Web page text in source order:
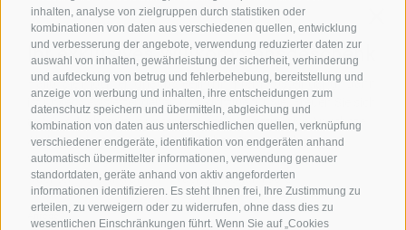
inhalten, analyse von zielgruppen durch statistiken oder
kombinationen von daten aus verschiedenen quellen, entwicklung
und verbesserung der angebote, verwendung reduzierter daten zur
auswahl von inhalten, gewährleistung der sicherheit, verhinderung
und aufdeckung von betrug und fehlerbehebung, bereitstellung und
anzeige von werbung und inhalten, ihre entscheidungen zum
datenschutz speichern und übermitteln, abgleichung und
kombination von daten aus unterschiedlichen quellen, verknüpfung
verschiedener endgeräte, identifikation von endgeräten anhand
automatisch übermittelter informationen, verwendung genauer
standortdaten, geräte anhand von aktiv angeforderten
informationen identifizieren. Es steht Ihnen frei, Ihre Zustimmung zu
erteilen, zu verweigern oder zu widerrufen, ohne dass dies zu
wesentlichen Einschränkungen führt. Wenn Sie auf „Cookies
Familie Stafler · Mauls Nr. 10 · I-39040 Freienfeld bei
Sterzing
· Tel.:+39 0472 771 136 · info@stafler.com